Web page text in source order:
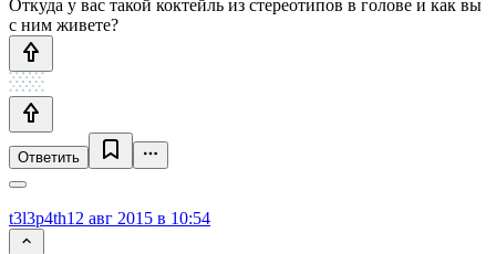
Откуда у вас такой коктейль из стереотипов в голове и как вы
с ним живете?
Ответить
t3l3p4th12 авг 2015 в 10:54